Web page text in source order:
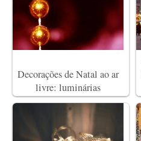
Decorações de Natal ao ar
livre: luminárias